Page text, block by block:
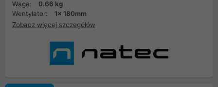
Waga:
0.66 kg
Wentylator:
1x 180mm
Zobacz więcej szczegółów